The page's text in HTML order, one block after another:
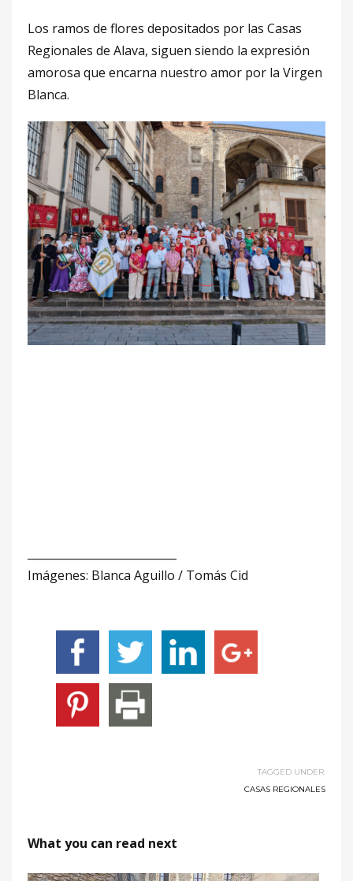
Los ramos de flores depositados por las Casas
Regionales de Alava, siguen siendo la expresión
amorosa que encarna nuestro amor por la Virgen
Blanca.
Imágenes: Blanca Aguillo / Tomás Cid
TAGGED UNDER:
CASAS REGIONALES
What you can read next